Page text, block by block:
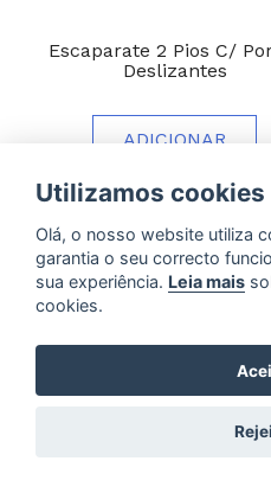
Escaparate 2 Pios C/
Deslizantes
ADICIONAR
Utilizamos cookies
Olá, o nosso website utiliza
garantia o seu correcto
sua experiência. Leia mais
cookies.